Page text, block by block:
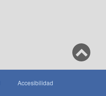
Accesibilidad